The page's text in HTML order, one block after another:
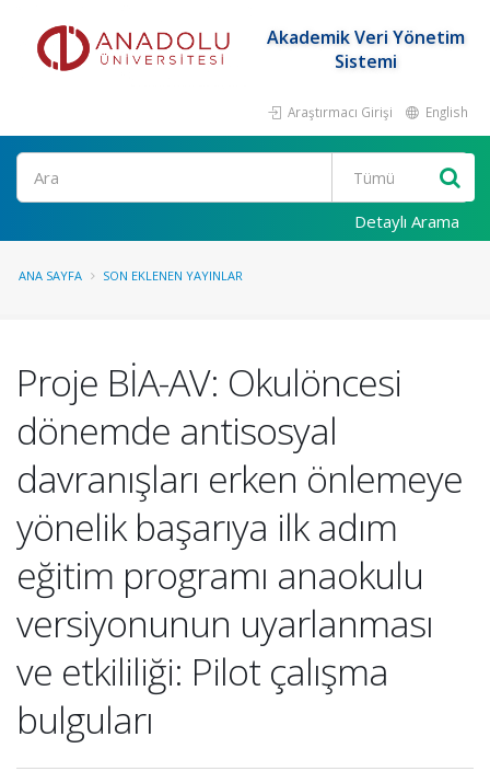
Akademik Veri Yönetim
Sistemi
Araştırmacı Girişi English
Ara
Detaylı Arama
ANA SAYFA SON EKLENEN YAYINLAR
Proje BİA-AV: Okulöncesi
dönemde antisosyal
davranışları erken önlemeye
yönelik başarıya ilk adım
eğitim programı anaokulu
versiyonunun uyarlanması
ve etkililiği: Pilot çalışma
bulguları